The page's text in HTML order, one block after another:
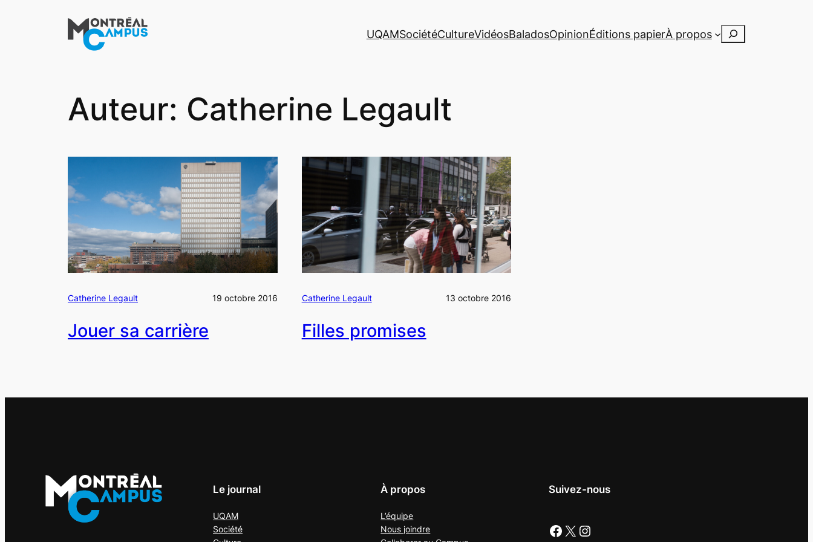
UQAMSociétéCultureVidéosBaladosOpinionÉditions papierÀ propos Rechercher
Auteur: Catherine Legault
Catherine Legault 19 octobre 2016
Jouer sa carrière
Catherine Legault 13 octobre 2016
Filles promises
Le journal
UQAM
Société
À propos
L’équipe
Nous joindre
Suivez-nous
Facebook X Instagram